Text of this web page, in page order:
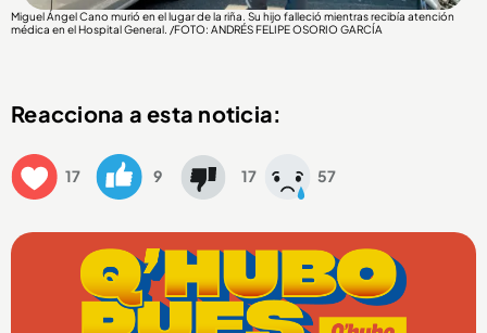
Miguel Ángel Cano murió en el lugar de la riña. Su hijo falleció mientras recibía atención
médica en el Hospital General. /FOTO: ANDRÉS FELIPE OSORIO GARCÍA
Reacciona a esta noticia:
17 9 17 57